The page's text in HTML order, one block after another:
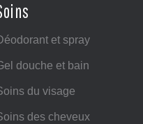
et spray
douche et bain
du visage
des cheveux